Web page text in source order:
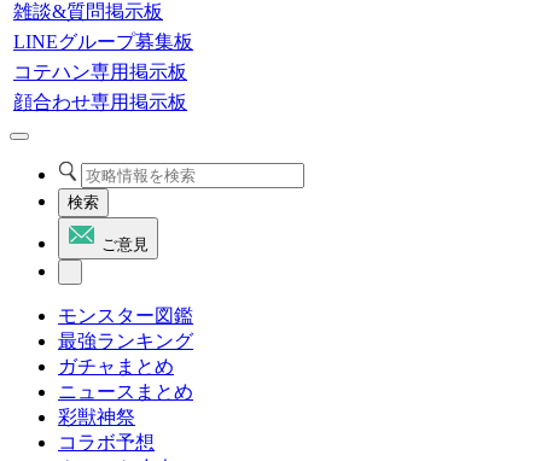
雑談&質問掲示板
LINEグループ募集板
コテハン専用掲示板
顔合わせ専用掲示板
検索
ご意見
モンスター図鑑
最強ランキング
ガチャまとめ
ニュースまとめ
彩獣神祭
コラボ予想